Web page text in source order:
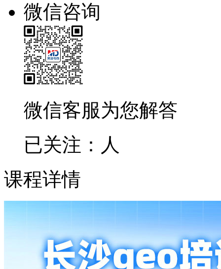
微信咨询
微信客服为您解答
已关注： 人
课程详情